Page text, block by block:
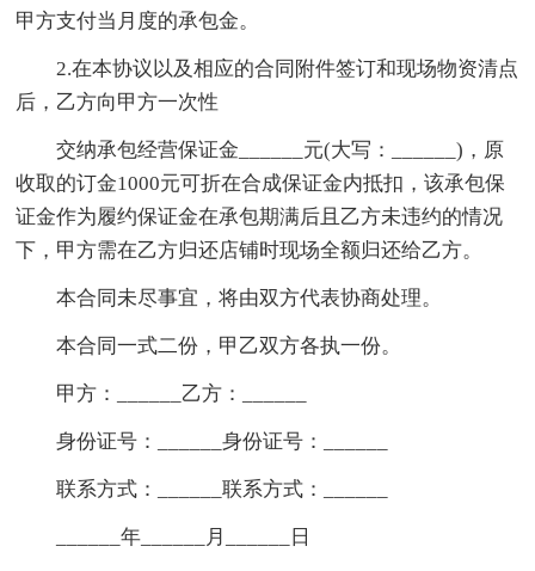
甲方支付当月度的承包金。
2.在本协议以及相应的合同附件签订和现场物资清点
后，乙方向甲方一次性
交纳承包经营保证金______元(大写：______)，原
收取的订金1000元可折在合成保证金内抵扣，该承包保
证金作为履约保证金在承包期满后且乙方未违约的情况
下，甲方需在乙方归还店铺时现场全额归还给乙方。
本合同未尽事宜，将由双方代表协商处理。
本合同一式二份，甲乙双方各执一份。
甲方：______乙方：______
身份证号：______身份证号：______
联系方式：______联系方式：______
______年______月______日